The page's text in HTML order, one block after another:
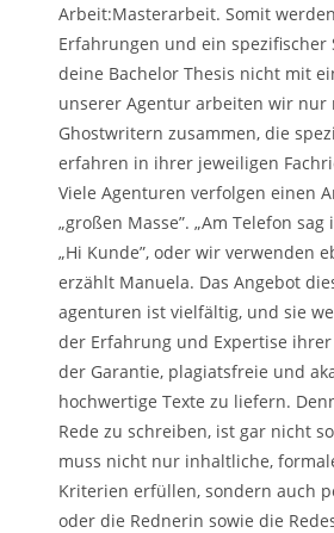
Arbeit:Masterarbeit. Somit
Erfahrungen und ein spezifischer
deine Bachelor Thesis nicht mit
unserer Agentur arbeiten wir nur
Ghostwritern zusammen, die
erfahren in ihrer jeweiligen
Viele Agenturen verfolgen einen
„großen Masse”. „Am Telefon
„Hi Kunde”, oder wir verwenden
erzählt Manuela. Das Angebot
agenturen ist vielfältig, und sie
der Erfahrung und Expertise
der Garantie, plagiatsfreie und
hochwertige Texte zu liefern.
Rede zu schreiben, ist gar nicht
muss nicht nur inhaltliche,
Kriterien erfüllen, sondern auch
oder die Rednerin sowie die